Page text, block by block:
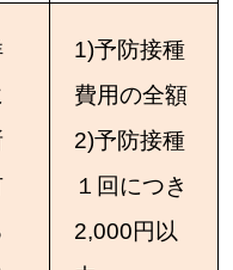
1)予防接種
費用の全額
2)予防接種
１回につき
2,000円以